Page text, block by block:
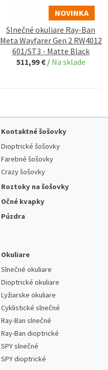
NOVINKA
Slnečné okuliare Ray-Ban
Meta Wayfarer Gen 2 RW4012
601/ST3 - Matte Black
511,99 € / Na sklade
Kontaktné šošovky
Dioptrické šošovky
Farebné šošovky
Crazy šošovky
Roztoky na šošovky
Očné kvapky
Púzdra
Okuliare
Slnečné okuliare
Dioptrické okuliare
Lyžiarske okuliare
Cyklistické slnečné
Ray-Ban slnečné
Ray-Ban dioptrické
SPY slnečné
SPY dioptrické